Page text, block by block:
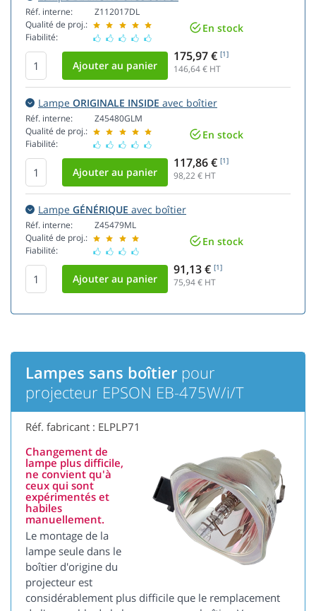
Réf. interne:
Qualité de proj.:
Fiabilité:
Z112017DL
En stock
175,97 € [1]
146,64€ HT
Lampe ORIGINALE INSIDE avec boîtier
Réf. interne:
Qualité de proj.:
Fiabilité:
Z45480GLM
En stock
117,86 € [1]
98,22€ HT
Lampe GÉNÉRIQUE avec boîtier
Réf. interne:
Qualité de proj.:
Fiabilité:
Z45479ML
En stock
91,13 € [1]
75,94€ HT
Lampes sans boîtier pour
projecteur EPSON EB-475W/i/T
Réf. fabricant : ELPLP71
Changement de
lampe plus difficile,
ne convient qu'à
ceux qui sont
expérimentés et
habiles
manuellement.
Le montage de la
lampe seule dans le
boîtier d'origine du
projecteur est
considérablement plus difficile que le remplacement